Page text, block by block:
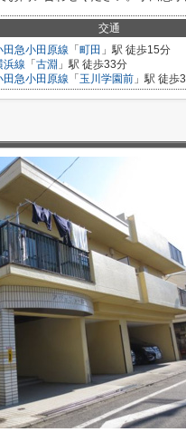
交通
田急小田原線 「 町田 」駅 徒歩15分
浜線 「 古淵 」駅 徒歩33分
田急小田原線 「 玉川学園前 」駅 徒歩